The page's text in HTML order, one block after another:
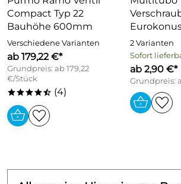
Compact Typ 22
Bauhöhe 600mm
Verschiedene Varianten
ab 179,22 €*
Grundpreis: ab 179,22
€/Stück
****/ (4)
2 Varianten
Sofort
ab 2,90 €*
Grundpreis: